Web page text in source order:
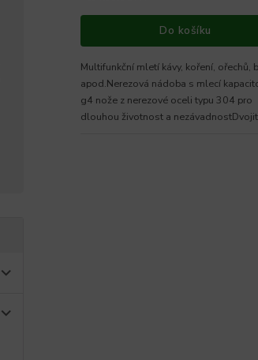
Do košíku
Multifunkční mletí kávy, koření, ořechů,
apod.Nerezová nádoba s mlecí
g4 nože z nerezové oceli typu 304 pro
dlouhou životnost a